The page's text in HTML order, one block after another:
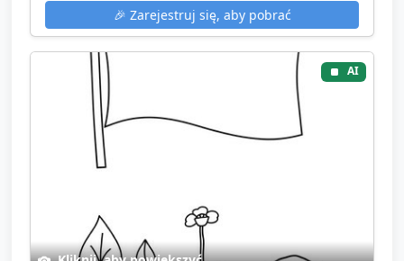
🎉 Zarejestruj się, aby pobrać
AI